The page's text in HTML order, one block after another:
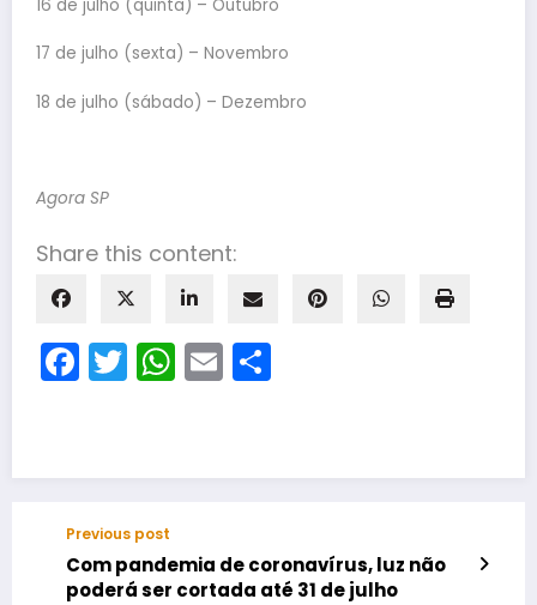
16 de julho (quinta) – Outubro
17 de julho (sexta) – Novembro
18 de julho (sábado) – Dezembro
Agora SP
Share this content:
Facebook
Twitter
WhatsApp
Email
Previous post
Com pandemia de coronavírus, luz não
poderá ser cortada até 31 de julho